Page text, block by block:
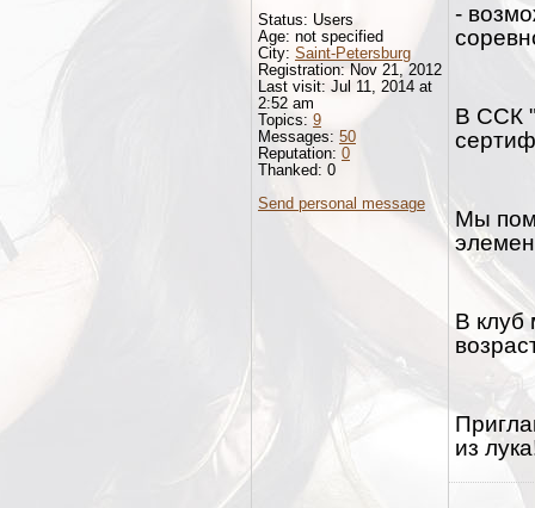
-
В ССК
Мы
В клуб
из
Status: Users
Age: not specified
City: Saint-Petersburg
Registration: Nov 21, 2012
Last visit: Jul 11, 2014 at
2:52 am
Topics: 9
Messages: 50
Reputation: 0
Thanked: 0
Send personal message